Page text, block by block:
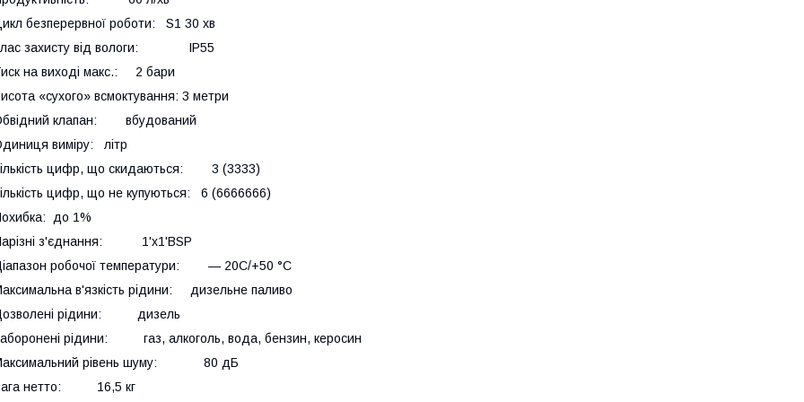
безперервної роботи: S1 30 хв
захисту від вологи: IP55
на виході макс.: 2 бари
«сухого» всмоктування: 3 метри
клапан: вбудований
виміру: літр
цифр, що скидаються: 3 (3333)
цифр, що не купуються: 6 (6666666)
до 1%
з'єднання: 1'х1'BSP
робочої температури: — 20C/+50 °C
в'язкість рідини: дизельне паливо
рідини: дизель
рідини: газ, алкоголь, вода, бензин, керосин
рівень шуму: 80 дБ
нетто: 16,5 кг